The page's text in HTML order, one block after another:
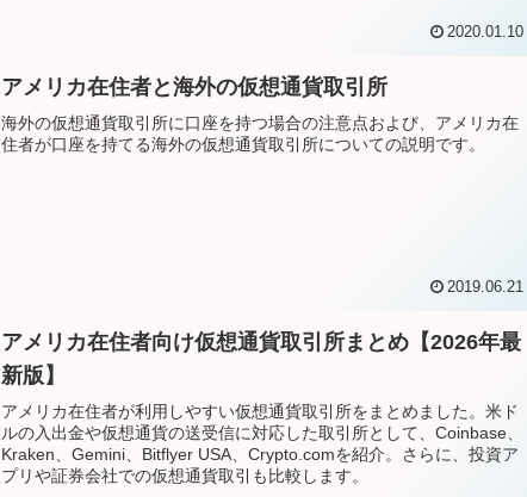
2020.01.10
アメリカ在住者と海外の仮想通貨取引所
海外の仮想通貨取引所に口座を持つ場合の注意点および、アメリカ在
住者が口座を持てる海外の仮想通貨取引所についての説明です。
2019.06.21
アメリカ在住者向け仮想通貨取引所まとめ【2026年最
新版】
アメリカ在住者が利用しやすい仮想通貨取引所をまとめました。米ド
ルの入出金や仮想通貨の送受信に対応した取引所として、Coinbase、
Kraken、Gemini、Bitflyer USA、Crypto.comを紹介。さらに、投資ア
プリや証券会社での仮想通貨取引も比較します。